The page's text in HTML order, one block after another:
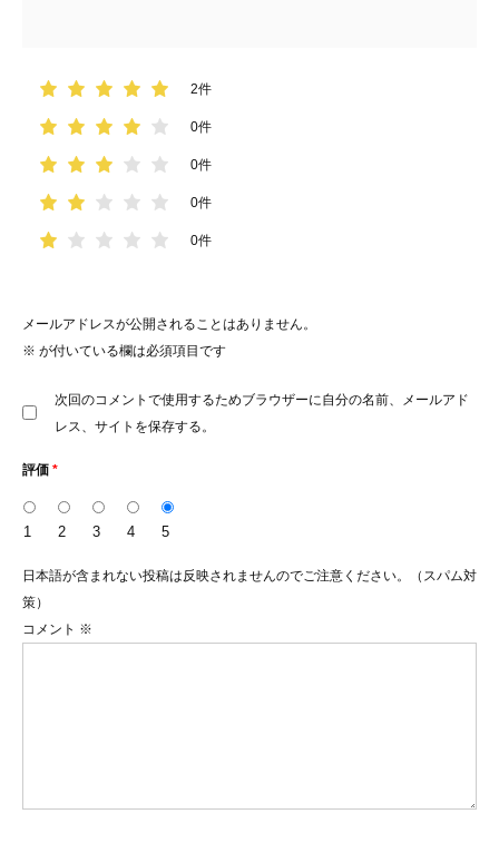
2件
0件
0件
0件
0件
メールアドレスが公開されることはありません。
※ が付いている欄は必須項目です
次回のコメントで使用するためブラウザーに自分の名前、メールアド
レス、サイトを保存する。
コメント ※
評価 *
1 2 3 4 5
日本語が含まれない投稿は反映されませんのでご注意ください。（スパム対
策）